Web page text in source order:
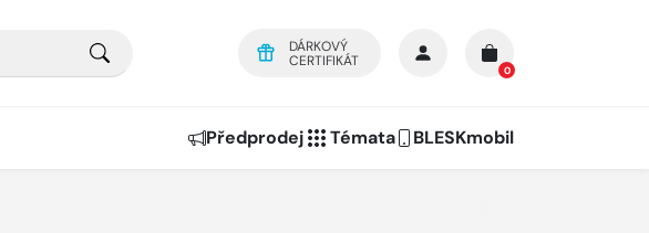
DÁRKOVÝ
CERTIFIKÁT
0
Předprodej Témata BLESKmobil